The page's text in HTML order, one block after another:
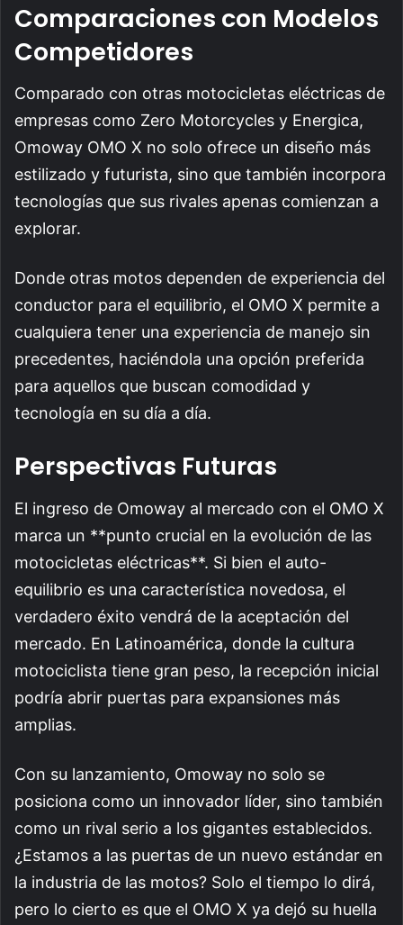
Comparaciones con Modelos
Competidores
Comparado con otras motocicletas eléctricas de
empresas como Zero Motorcycles y Energica,
Omoway OMO X no solo ofrece un diseño más
estilizado y futurista, sino que también incorpora
tecnologías que sus rivales apenas comienzan a
explorar.
Donde otras motos dependen de experiencia del
conductor para el equilibrio, el OMO X permite a
cualquiera tener una experiencia de manejo sin
precedentes, haciéndola una opción preferida
para aquellos que buscan comodidad y
tecnología en su día a día.
Perspectivas Futuras
El ingreso de Omoway al mercado con el OMO X
marca un **punto crucial en la evolución de las
motocicletas eléctricas**. Si bien el auto-
equilibrio es una característica novedosa, el
verdadero éxito vendrá de la aceptación del
mercado. En Latinoamérica, donde la cultura
motociclista tiene gran peso, la recepción inicial
podría abrir puertas para expansiones más
amplias.
Con su lanzamiento, Omoway no solo se
posiciona como un innovador líder, sino también
como un rival serio a los gigantes establecidos.
¿Estamos a las puertas de un nuevo estándar en
la industria de las motos? Solo el tiempo lo dirá,
pero lo cierto es que el OMO X ya dejó su huella